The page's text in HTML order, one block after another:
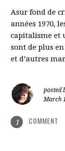
Asur fond de
années 1970,
capitalisme et
sont de plus
et d’autres
posted
March
1 COMMENT